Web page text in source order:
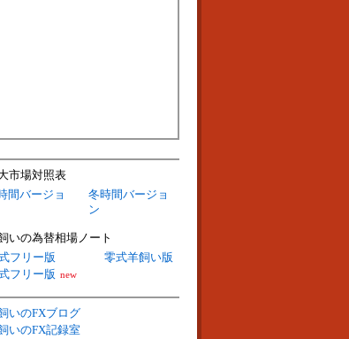
間バージョ
冬時間バージョ
ン
フリー版
零式羊飼い版
フリー版 new
いのFXブログ
いのFX記録室